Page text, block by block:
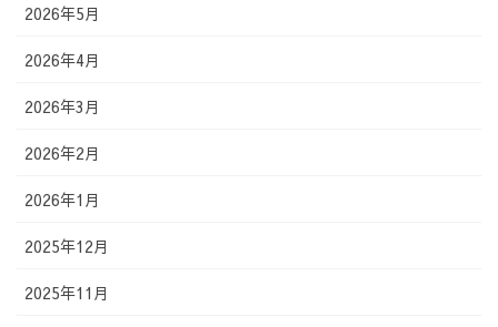
2026年5月
2026年4月
2026年3月
2026年2月
2026年1月
2025年12月
2025年11月